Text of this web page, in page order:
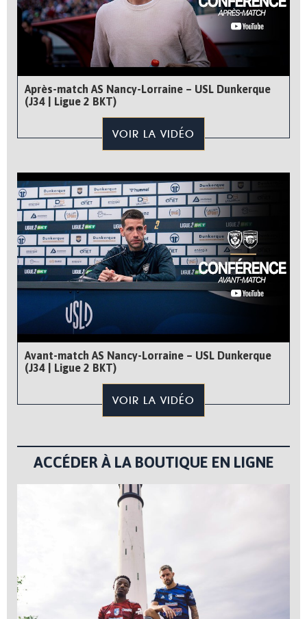
Après-match AS Nancy-Lorraine – USL Dunkerque
(J34 | Ligue 2 BKT)
VOIR LA VIDÉO
Avant-match AS Nancy-Lorraine – USL Dunkerque
(J34 | Ligue 2 BKT)
VOIR LA VIDÉO
ACCÉDER À LA BOUTIQUE EN LIGNE